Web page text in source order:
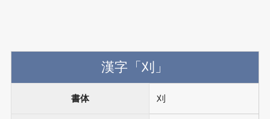
漢字「刈」
書体 刈